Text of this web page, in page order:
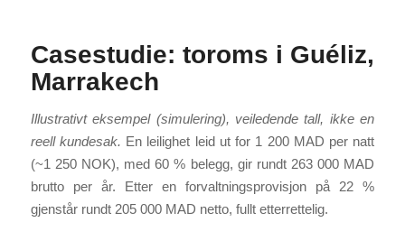
Casestudie: toroms i Guéliz,
Marrakech
Illustrativt eksempel (simulering), veiledende tall, ikke en
reell kundesak. En leilighet leid ut for 1 200 MAD per natt
(~1 250 NOK), med 60 % belegg, gir rundt 263 000 MAD
brutto per år. Etter en forvaltningsprovisjon på 22 %
gjenstår rundt 205 000 MAD netto, fullt etterrettelig.